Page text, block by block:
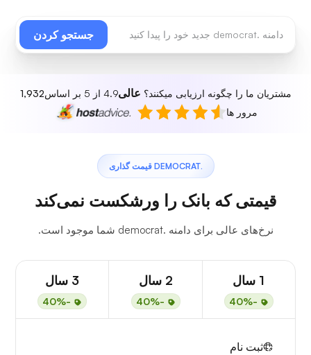
جستجو کردن
مشتریان ما را چگونه ارزیابی میکنند؟ عالی4.9 از 5 بر اساس
1,932
مرور ها
.DEMOCRAT قیمت گذاری
قیمتی که بانک را ورشکست نمی‌کند
نرخ‌های عالی برای دامنه .democrat شما موجود است.
1 سال
-40%
2 سال
-40%
3 سال
-40%
ثبت نام